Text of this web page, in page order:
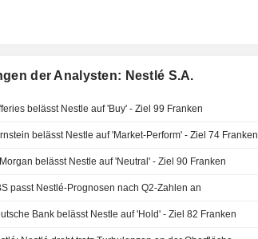
der Analysten: Nestlé S.A.
belässt Nestle auf 'Buy' - Ziel 99 Franken
belässt Nestle auf 'Market-Perform' - Ziel 74 Franken
belässt Nestle auf 'Neutral' - Ziel 90 Franken
passt Nestlé-Prognosen nach Q2-Zahlen an
Bank belässt Nestle auf 'Hold' - Ziel 82 Franken